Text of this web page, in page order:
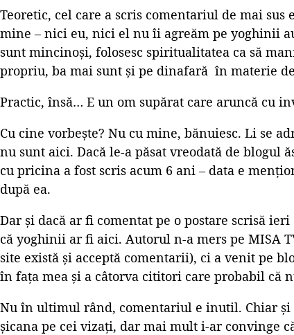
Teoretic, cel care a scris comentariul de mai sus
mine – nici eu, nici el nu îi agreăm pe yoghinii
sunt mincinoși, folosesc spiritualitatea ca să
propriu, ba mai sunt și pe dinafară în materie
Practic, însă… E un om supărat care aruncă cu
Cu cine vorbește? Nu cu mine, bănuiesc. Li se
nu sunt aici. Dacă le-a păsat vreodată de blogul
cu pricina a fost scris acum 6 ani – data e
după ea.
Dar și dacă ar fi comentat pe o postare scrisă
că yoghinii ar fi aici. Autorul n-a mers pe MISA
site există și acceptă comentarii), ci a venit pe
în fața mea și a câtorva cititori care probabil că
Nu în ultimul rând, comentariul e inutil. Chiar și
șicana pe cei vizați, dar mai mult i-ar convinge